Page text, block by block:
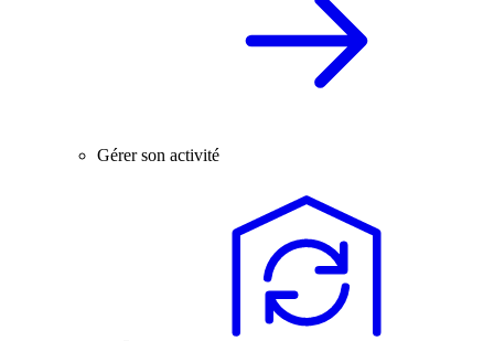
Gérer son activité